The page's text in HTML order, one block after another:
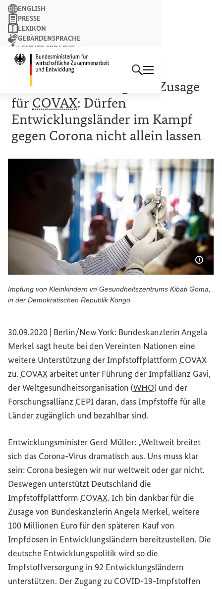
Suchbegriff
Suchen
ENGLISH
PRESSE
LEXIKON
GEBÄRDENSPRACHE
LEICHTE SPRACHE
NEWSLETTER
+++BMZ -TICKER +++
Minister Müller begrüßt Zusage
für COVAX: Dürfen
Entwicklungsländer im Kampf
gegen Corona nicht allein lassen
Impfung von Kleinkindern im Gesundheitszentrums Kibati Goma,
in der Demokratischen Republik Kongo
30.09.2020 | Berlin/New York: Bundeskanzlerin Angela
Merkel sagt heute bei den Vereinten Nationen eine
weitere Unterstützung der Impfstoffplattform COVAX
zu. COVAXarbeitet unter Führung der Impfallianz Gavi,
der Weltgesundheitsorganisation (WHO) und der
Forschungsallianz CEPI daran, dass Impfstoffe für alle
Länder zugänglich und bezahlbar sind.
Entwicklungsminister Gerd Müller: „Weltweit breitet
sich das Corona-Virus dramatisch aus. Uns muss klar
sein: Corona besiegen wir nur weltweit oder gar nicht.
Deswegen unterstützt Deutschland die
Impfstoffplattform COVAX. Ich bin dankbar für die
Zusage von Bundeskanzlerin Angela Merkel, weitere
100 Millionen Euro für den späteren Kauf von
Impfdosen in Entwicklungsländern bereitzustellen. Die
deutsche Entwicklungspolitik wird so die
Impfstoffversorgung in 92 Entwicklungsländern
unterstützen. Der Zugang zu COVID-19-Impfstoffen